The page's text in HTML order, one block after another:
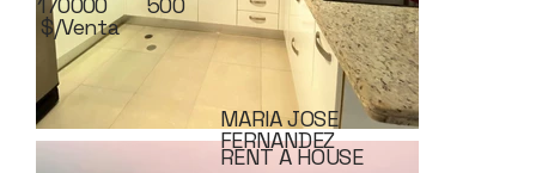
$/Venta
MARIA JOSE
FERNANDEZ
RENT A HOUSE